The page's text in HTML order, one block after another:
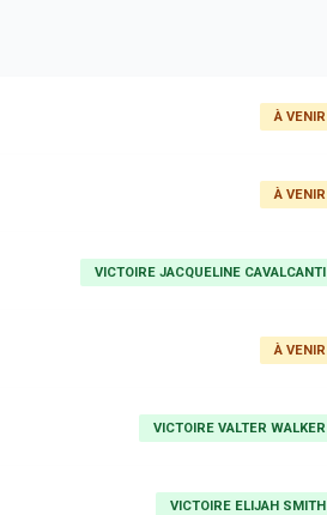
À VENIR
À VENIR
VICTOIRE JACQUELINE CAVALCANTI
À VENIR
VICTOIRE VALTER WALKER
VICTOIRE ELIJAH SMITH